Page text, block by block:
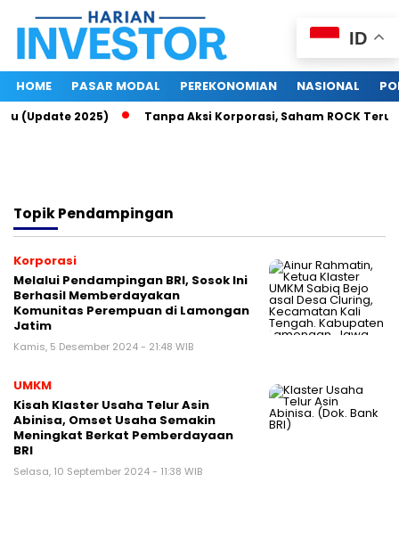
HOME PASAR MODAL PEREKONOMIAN NASIONAL
(Update 2025) Tanpa Aksi Korporasi, Saham ROCK
TopikPendampingan
Korporasi
Melalui Pendampingan BRI, Sosok Ini
Berhasil Memberdayakan
Komunitas Perempuan di Lamongan
Jatim
Kamis, 5 Desember 2024 - 21:48 WIB
UMKM
Kisah Klaster Usaha Telur Asin
Abinisa, Omset Usaha Semakin
Meningkat Berkat Pemberdayaan
BRI
Selasa, 10 September 2024 - 11:38 WIB
ID